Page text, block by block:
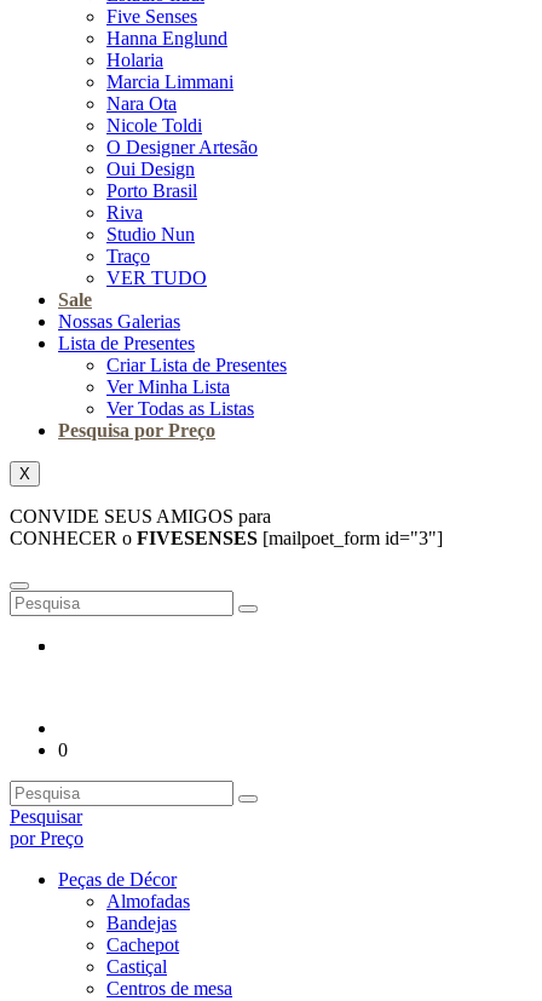
Five Senses
Hanna Englund
Holaria
Marcia Limmani
Nara Ota
Nicole Toldi
O Designer Artesão
Oui Design
Porto Brasil
Riva
Studio Nun
Traço
VER TUDO
Sale
Nossas Galerias
Lista de Presentes
Criar Lista de Presentes
Ver Minha Lista
Ver Todas as Listas
Pesquisa por Preço
X
CONVIDE SEUS AMIGOS para
CONHECER o FIVESENSES [mailpoet_form id="3"]
0
Pesquisar
por Preço
Peças de Décor
Almofadas
Bandejas
Cachepot
Castiçal
Centros de mesa